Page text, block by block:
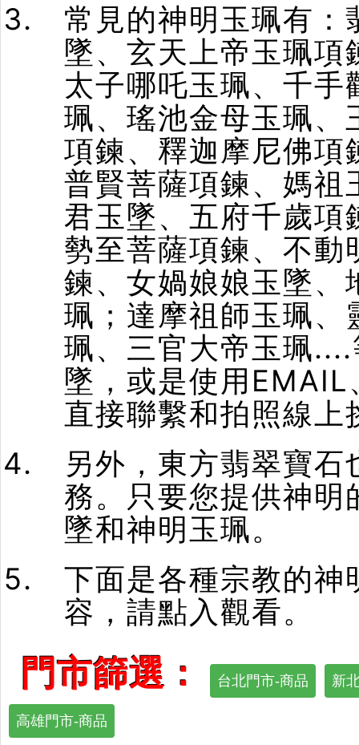
常見的神明玉珮有
墜、玄天上帝玉珮
太子哪吒玉珮、千手
珮、瑤池金母玉珮、
項鍊、釋迦摩尼佛項
普賢菩薩項鍊、媽祖
君玉墜、五府千歲項
勢至菩薩項鍊、不
鍊、女媧娘娘玉墜、
珮；達摩祖師玉珮、
珮、三官大帝玉珮
墜，或是使用
直接聯繫和拍照線
另外，東方翡翠寶
務。只要您提供神明
墜和神明玉珮。
下面是各種宗教的神
容，請點入觀看。
門市篩選： 台北門市-商品 新
高雄門市-商品